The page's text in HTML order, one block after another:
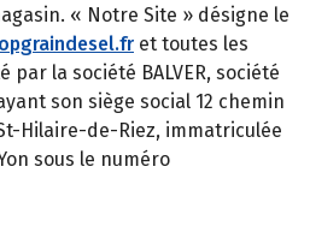
« Notre Site » désigne le
et toutes les
par la société BALVER, société
son siège social 12 chemin
Hilaire-de-Riez, immatriculée
sous le numéro